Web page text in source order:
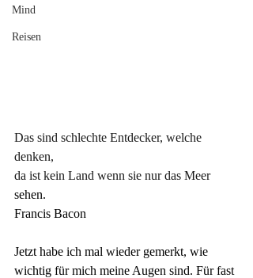
Mind
Reisen
Das sind schlechte Entdecker, welche
denken,
da ist kein Land wenn sie nur das Meer
sehen.
Francis Bacon
Jetzt habe ich mal wieder gemerkt, wie
wichtig für mich meine Augen sind. Für fast